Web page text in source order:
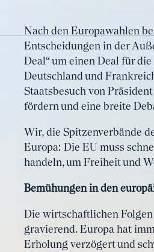
Artikel
Nach den Europawahlen
Entscheidungen in der
Deal“ um einen Deal für
Deutschland und
Staatsbesuch von
fördern und eine breite
Wir, die Spitzenverbände
Europa: Die EU muss
handeln, um Freiheit und
Bemühungen in den
Die wirtschaftlichen
gravierend. Europa hat
Erholung verzögert und